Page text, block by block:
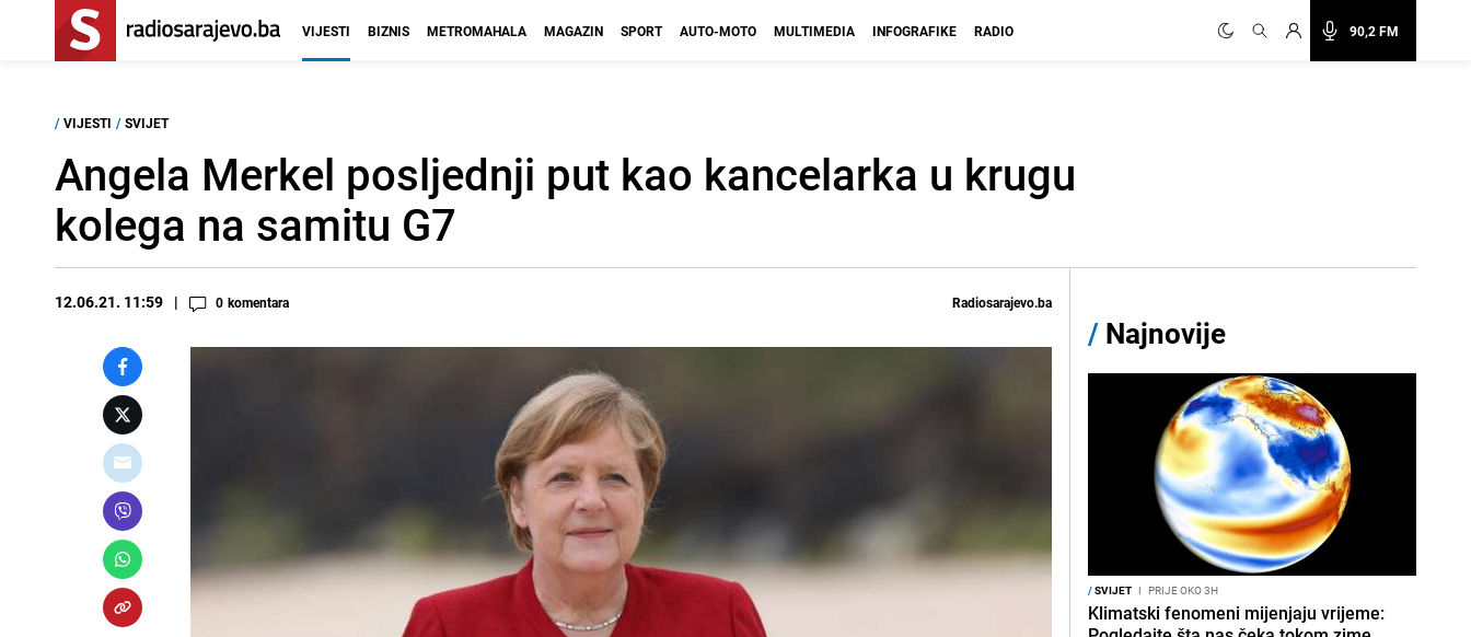
90,2 FM
VIJESTI BIZNIS METROMAHALA MAGAZIN SPORT AUTO-MOTO MULTIMEDIA INFOGRAFIKE RADIO
/ VIJESTI / SVIJET
Angela Merkel posljednji put kao kancelarka u krugu
kolega na samitu G7
12.06.21. 11:59 0 komentara Radiosarajevo.ba
/ Najnovije
/SVIJET I PRIJE OKO 3H
Klimatski fenomeni mijenjaju vrijeme: